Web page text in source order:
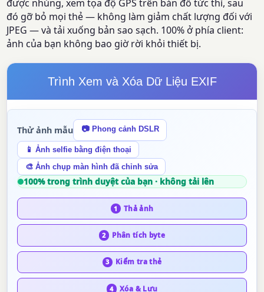
được nhúng, xem tọa độ GPS trên bản đồ tức thì, sau
đó gỡ bỏ mọi thẻ — không làm giảm chất lượng đối với
JPEG — và tải xuống bản sao sạch. 100% ở phía client:
ảnh của bạn không bao giờ rời khỏi thiết bị.
Trình Xem và Xóa Dữ Liệu EXIF
Thử ảnh mẫu 📷 Phong cảnh DSLR
📱 Ảnh selfie bằng điện thoại
🎨 Ảnh chụp màn hình đã chỉnh sửa
100% trong trình duyệt của bạn · không tải lên
1 Thả ảnh
2 Phân tích byte
3 Kiểm tra thẻ
4 Xóa & Lưu